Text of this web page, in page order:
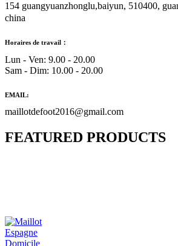
154 guangyuanzhonglu,baiyun, 510400,
china
Horaires de travail：
Lun - Ven: 9.00 - 20.00
Sam - Dim: 10.00 - 20.00
EMAIL:
maillotdefoot2016@gmail.com
FEATURED PRODUCTS